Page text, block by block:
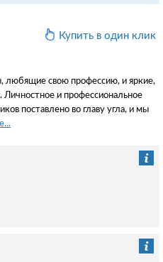
Купить в один клик
любящие свою профессию, и яркие,
и профессиональное
поставлено во главу угла, и мы